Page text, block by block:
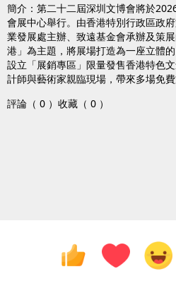
簡介：第二十二屆深圳文博會將於
會展中心舉行。由香港特別行政區政
業發展處主辦、致遠基金會承辦及策
港」為主題，將展場打造為一座立體
設立「展銷專區」限量發售香港特色
計師與藝術家親臨現場，帶來多場免費
評論（ 0 ） 收藏（ 0 ）